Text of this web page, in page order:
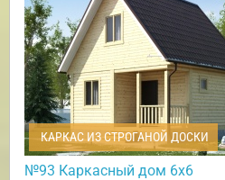
КАРКАС ИЗ СТРОГАНОЙ ДОСКИ
№93 Каркасный дом 6х6